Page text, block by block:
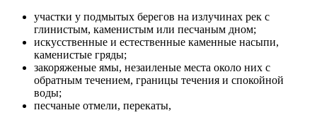
участки у подмытых берегов на излучинах рек с
глинистым, каменистым или песчаным дном;
искусственные и естественные каменные насыпи,
каменистые гряды;
закоряженые ямы, незаиленые места около них с
обратным течением, границы течения и спокойной
воды;
песчаные отмели, перекаты,